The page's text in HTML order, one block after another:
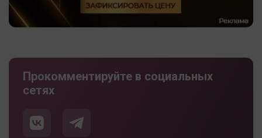
Прокомментируйте в социальных
сетях